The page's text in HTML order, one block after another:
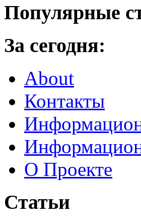
Популярные
За сегодня:
About
Контакты
О Проекте
Статьи